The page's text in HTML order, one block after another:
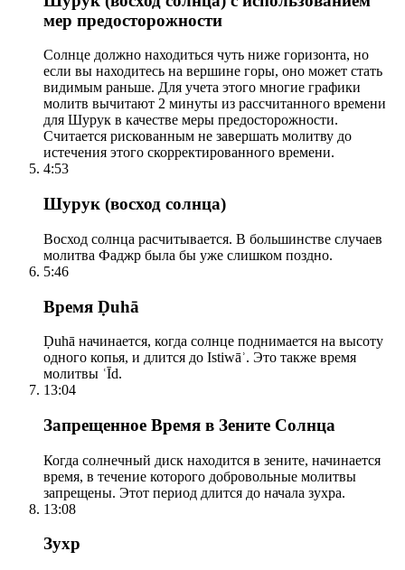
мер предосторожности
Солнце должно находиться чуть ниже горизонта, но
если вы находитесь на вершине горы, оно может стать
видимым раньше. Для учета этого многие графики
молитв вычитают 2 минуты из рассчитанного времени
для Шурук в качестве меры предосторожности.
Считается рискованным не завершать молитву до
истечения этого скорректированного времени.
4:53
Шурук (восход солнца)
Восход солнца расчитывается. В большинстве случаев
молитва Фаджр была бы уже слишком поздно.
5:46
Время Ḍuhā
Ḍuhā начинается, когда солнце поднимается на высоту
одного копья, и длится до Istiwāʾ. Это также время
молитвы ʿĪd.
13:04
Запрещенное Время в Зените Солнца
Когда солнечный диск находится в зените, начинается
время, в течение которого добровольные молитвы
запрещены. Этот период длится до начала зухра.
13:08
Зухр